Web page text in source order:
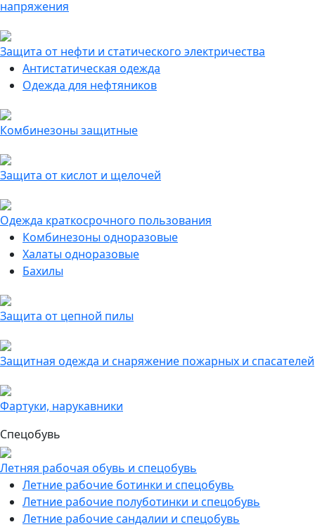
напряжения
Защита от нефти и статического электричества
Антистатическая одежда
Одежда для нефтяников
Комбинезоны защитные
Защита от кислот и щелочей
Одежда краткосрочного пользования
Комбинезоны одноразовые
Халаты одноразовые
Бахилы
Защита от цепной пилы
Защитная одежда и снаряжение пожарных и спасателей
Фартуки, нарукавники
Спецобувь
Летняя рабочая обувь и спецобувь
Летние рабочие ботинки и спецобувь
Летние рабочие полуботинки и спецобувь
Летние рабочие сандалии и спецобувь